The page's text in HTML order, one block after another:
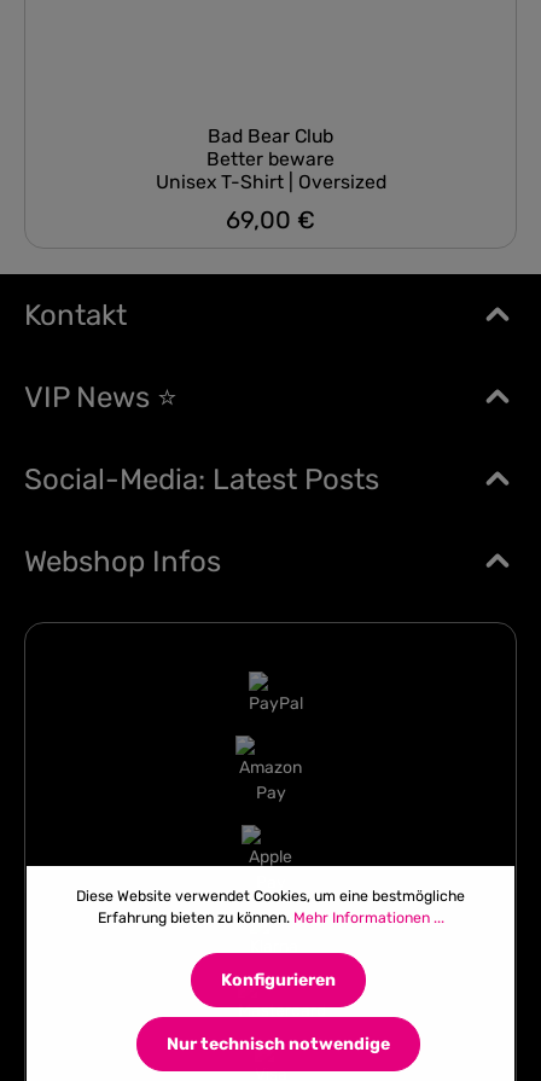
Bad Bear Club
Better beware
Unisex T-Shirt | Oversized
Regulärer Preis:
69,00 €
Kontakt
VIP News ⭐
Social-Media: Latest Posts
Webshop Infos
Diese Website verwendet Cookies, um eine bestmögliche
Erfahrung bieten zu können. Mehr Informationen ...
Nur technisch notwendige
Konfigurieren